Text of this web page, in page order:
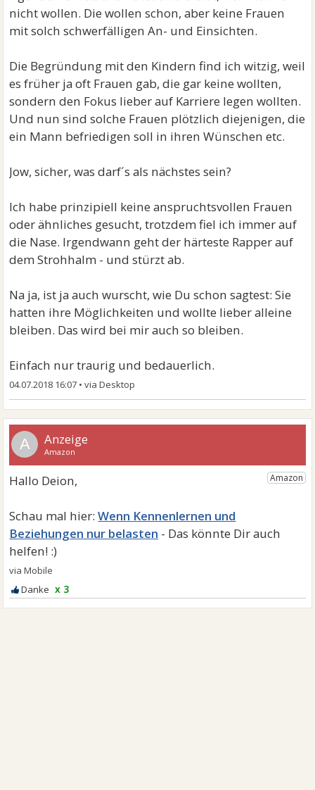
nicht wollen. Die wollen schon, aber keine Frauen
mit solch schwerfälligen An- und Einsichten.
Die Begründung mit den Kindern find ich witzig, weil
es früher ja oft Frauen gab, die gar keine wollten,
sondern den Fokus lieber auf Karriere legen wollten.
Und nun sind solche Frauen plötzlich diejenigen, die
ein Mann befriedigen soll in ihren Wünschen etc.
Jow, sicher, was darf´s als nächstes sein?
Ich habe prinzipiell keine anspruchtsvollen Frauen
oder ähnliches gesucht, trotzdem fiel ich immer auf
die Nase. Irgendwann geht der härteste Rapper auf
dem Strohhalm - und stürzt ab.
Na ja, ist ja auch wurscht, wie Du schon sagtest: Sie
hatten ihre Möglichkeiten und wollte lieber alleine
bleiben. Das wird bei mir auch so bleiben.
Einfach nur traurig und bedauerlich.
04.07.2018 16:07 •
A
Wenn Kennenlernen und
Beziehungen nur belasten
x 3